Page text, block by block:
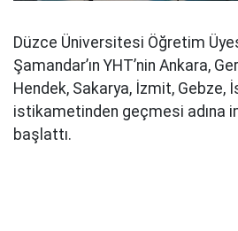
Düzce Üniversitesi Öğretim
Şamandar’ın YHT’nin Ankara,
Hendek, Sakarya, İzmit, Gebze,
istikametinden geçmesi adına
başlattı.